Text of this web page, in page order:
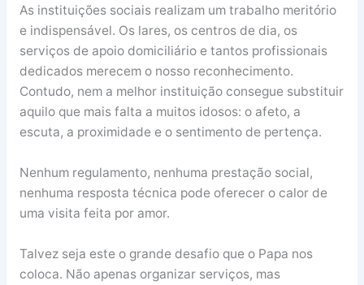
As instituições sociais realizam um trabalho meritório
e indispensável. Os lares, os centros de dia, os
serviços de apoio domiciliário e tantos profissionais
dedicados merecem o nosso reconhecimento.
Contudo, nem a melhor instituição consegue substituir
aquilo que mais falta a muitos idosos: o afeto, a
escuta, a proximidade e o sentimento de pertença.
Nenhum regulamento, nenhuma prestação social,
nenhuma resposta técnica pode oferecer o calor de
uma visita feita por amor.
Talvez seja este o grande desafio que o Papa nos
coloca. Não apenas organizar serviços, mas